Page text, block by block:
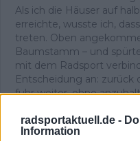
radsportaktuell.de -
Information
Als ich die Häuser auf
erreichte, wusste ich,
treten. Oben
Baumstamm – und
mit dem Radsport
Entscheidung an: zurück
fuhr weiter, ohne
lächerlichen Rad
Rennrädern. Wieder